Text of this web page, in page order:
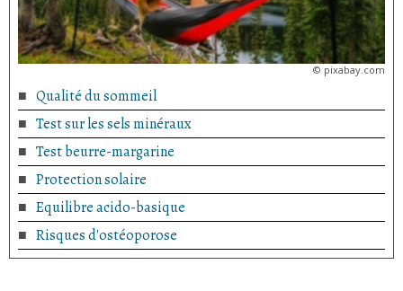
© pixabay.com
Qualité du sommeil
Test sur les sels minéraux
Test beurre-margarine
Protection solaire
Equilibre acido-basique
Risques d'ostéoporose